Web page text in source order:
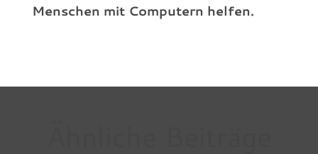
Menschen mit Computern helfen.